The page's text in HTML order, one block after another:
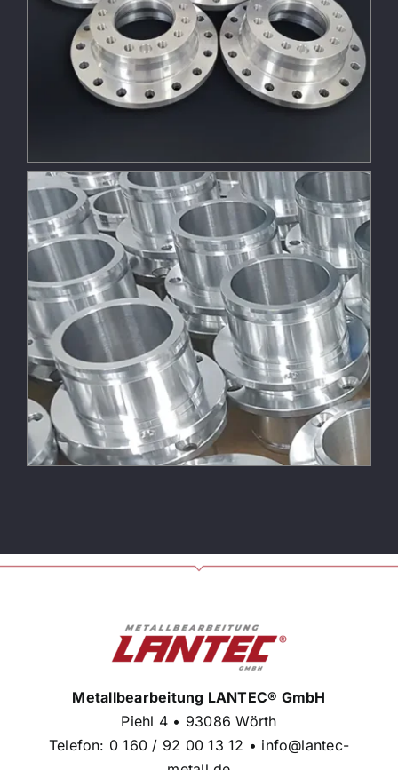
Metallbearbeitung LANTEC® GmbH
Piehl 4 • 93086 Wörth
Telefon: 0 160 / 92 00 13 12 • info@lantec-